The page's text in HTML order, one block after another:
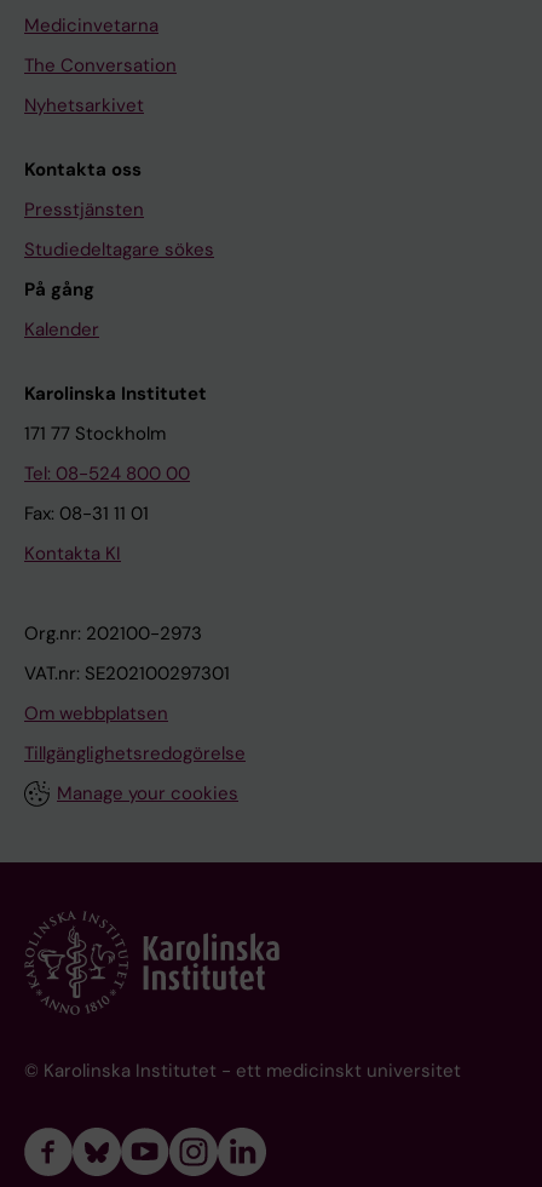
Medicinvetarna
The Conversation
Nyhetsarkivet
Kontakta oss
Presstjänsten
Studiedeltagare sökes
På gång
Kalender
Karolinska Institutet
171 77 Stockholm
Tel: 08-524 800 00
Fax: 08-31 11 01
Kontakta KI
Org.nr: 202100-2973
VAT.nr: SE202100297301
Om webbplatsen
Tillgänglighetsredogörelse
Manage your cookies
© Karolinska Institutet - ett medicinskt universitet